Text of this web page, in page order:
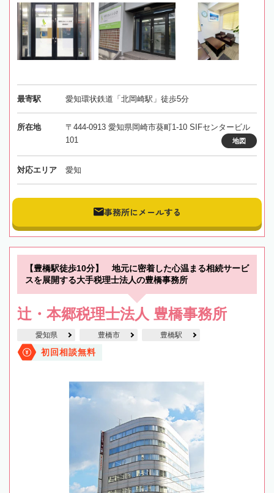
最寄駅 愛知環状鉄道「北岡崎駅」徒歩5分
所在地
〒444-0913 愛知県岡崎市葵町1-10 SIFセンタービル
101
地図
対応エリア 愛知
事務所にメールする
【豊橋駅徒歩10分】 地元に密着した心温まる相続サービ
スを展開する大手税理士法人の豊橋事務所
辻・本郷税理士法人 豊橋事務所
愛知県 豊橋市 豊橋駅
初回相談無料